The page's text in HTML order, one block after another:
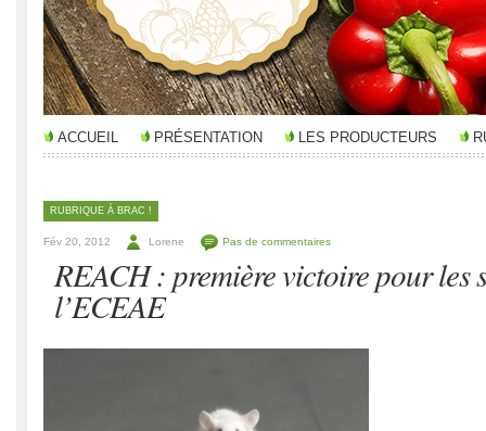
ACCUEIL PRÉSENTATION LES PRODUCTEURS
RUBRIQUE À BRAC !
Fév 20, 2012 Lorene Pas de commentaires
REACH : première victoire pour les
l’ECEAE